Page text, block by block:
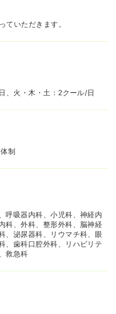
がたくさんいらっしゃいま
各病棟にヘルパーを3～4
ーさんが担っています。看
ことができます。
す。14時に残務カンファレ
チームを他のチームが手伝
う工夫しています！
域包括ケア病棟、回復期リ
棟、透析ベットを有してお
切れ目のない医療で地域の
卒中がセンター化してお
提供します。
会や欅会など数多くの法
人すべての透析患者数を合
ループとなります。腎臓
も行っており、糖尿病指導
。
いただきます。
、火・木・土：2クール/日
制
呼吸器内科、小児科、神経内
科、外科、整形外科、脳神経
、泌尿器科、リウマチ科、眼
、歯科口腔外科、リハビリテ
救急科